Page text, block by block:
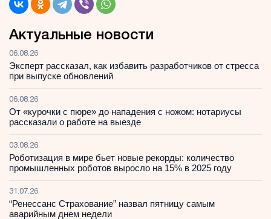
Актуальные новости
06.08.26
Эксперт рассказал, как избавить разработчиков от стресса
при выпуске обновлений
06.08.26
От «курочки с пюре» до нападения с ножом: нотариусы
рассказали о работе на выезде
03.08.26
Роботизация в мире бьет новые рекорды: количество
промышленных роботов выросло на 15% в 2025 году
31.07.26
“Ренессанс Страхование” назвал пятницу самым
аварийным днем недели